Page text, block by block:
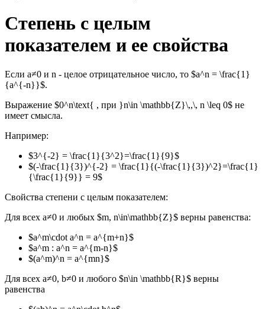
Степень с целым
показателем и ее свойства
Если a≠0 и n - целое отрицательное число, то $a^n = \frac{1}
{a^{-n}}$.
Выражение $0^n\text{ , при }n\in \mathbb{Z}\,,\, n \leq 0$ не
имеет смысла.
Например:
$3^{-2} = \frac{1}{3^2}=\frac{1}{9}$
$(-\frac{1}{3})^{-2} = \frac{1}{(-\frac{1}{3})^2}=\frac{1}
{\frac{1}{9}} = 9$
Свойства степени с целым показателем:
Для всех а≠0 и любых $m, n\in\mathbb{Z}$ верны равенства:
$a^m\cdot a^n = a^{m+n}$
$a^m : a^n = a^{m-n}$
$(a^m)^n = a^{mn}$
Для всех а≠0, b≠0 и любого $n\in \mathbb{R}$ верны
равенства